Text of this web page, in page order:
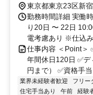
東京都東京23区新
勤務時間詳細 実働
り20日 〜 22日
電考慮あり ※仕込
仕事内容 ＜Point＞
年間休日120日 ✅
円まで） ✅資格手
業界未経験者歓迎 フリー
住宅手当あり
午前 経験